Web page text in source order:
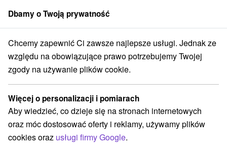
członek grupySorger
Atrakcje na Słowacji Zamki, pałace, ruiny Środkowe Poważe
Zamki, pałace, ruiny Środkowe
Poważe
Kategorie
Wszystkie kategorie
Areny laserowe i paintball
Dbamy o Twoją prywatność
Chcemy zapewnić Ci zawsze najlepsze usługi. Jednak ze
względu na obowiązujące prawo potrzebujemy Twojej
zgody na używanie plików cookie.
Więcej o personalizacji i pomiarach
Aby wiedzieć, co dzieje się na stronach internetowych
oraz móc dostosować oferty i reklamy, używamy plików
cookies oraz usługi firmy Google.